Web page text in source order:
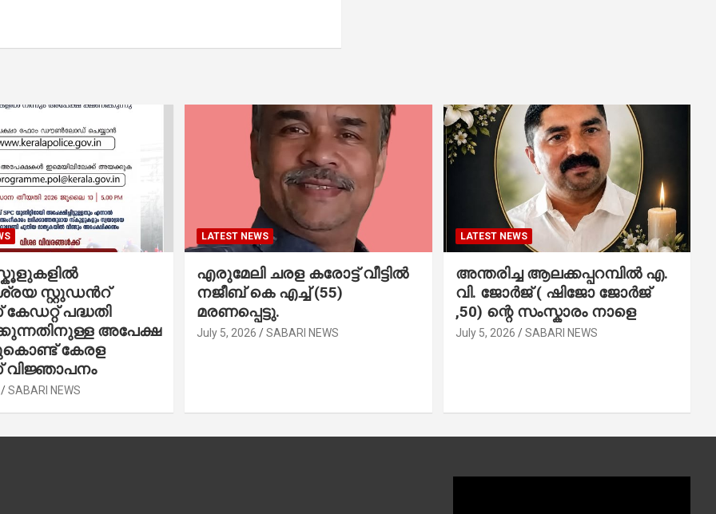
സ്റ്റുഡന്‍റ്
പദ്ധതി
അപേക്ഷ
കേരള
SABARI NEWS
LATEST NEWS
എരുമേലി ചരള കരോട്ട് വീട്ടിൽ
നജീബ് കെ എച്ച് (55)
മരണപ്പെട്ടു.
July 5, 2026 SABARI NEWS
LATEST NEWS
അന്തരിച്ച ആ​ല​ക്ക​പ്പ​റമ്പിൽ​ എ.​
വി. ജോ​ർ​ജ് ( ഷിജോ ജോർജ്
,50) ന്റെ സംസ്കാരം നാളെ
July 5, 2026 SABARI NEWS